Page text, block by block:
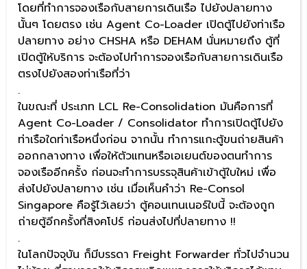
โดยที่ทำการจองเรือกับสายการเดินเรือ ไปยังปลายทาง
นั้นๆ โดยตรง เช่น Agent Co-Loader เปิดตู้ไปยังท่าเรือ
ปลายทาง อย่าง CHSHA หรือ DEHAM นั่นหมายถึง ตู้ที่
เปิดตู้ให้บริการ จะต้องไปทำการจองเรือกับสายการเดินเรือ
ตรงไปยังสองท่าเรือที่ว่า
.
ในขณะที่ ประเภท LCL Re-Consolidation มันคือการที่
Agent Co-Loader / Consolidator ทำการเปิดตู้ไปยัง
ท่าเรือใดท่าเรือหนึ่งก่อน จากนั้น ทำการแกะตู้ขนถ่ายสินค้า
ออกกลางทาง เพื่อให้ตัวแทนหรือเอเยนต์ของตนทำการ
จองเรืออีกครั้ง ก่อนจะทำการบรรจุสินค้าเข้าตู้ใบใหม่ เพื่อ
ส่งไปยังปลายทาง เช่น เมื่อเห็นคำว่า Re-Consol
Singapore คือรู้ไว้เลยว่า ตู้คอนเทนเนอร์ใบนี้ จะต้องถูก
ถ่ายตู้อีกครั้งที่สิงคโปร์ ก่อนส่งไปที่ปลายทาง !!
.
ในโลกปัจจุบัน ก็มีบรรดา Freight Forwarder ทั่วไปจำนวน